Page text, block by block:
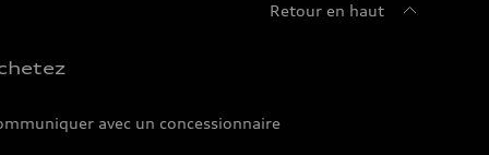
Retour en haut
avec un concessionnaire